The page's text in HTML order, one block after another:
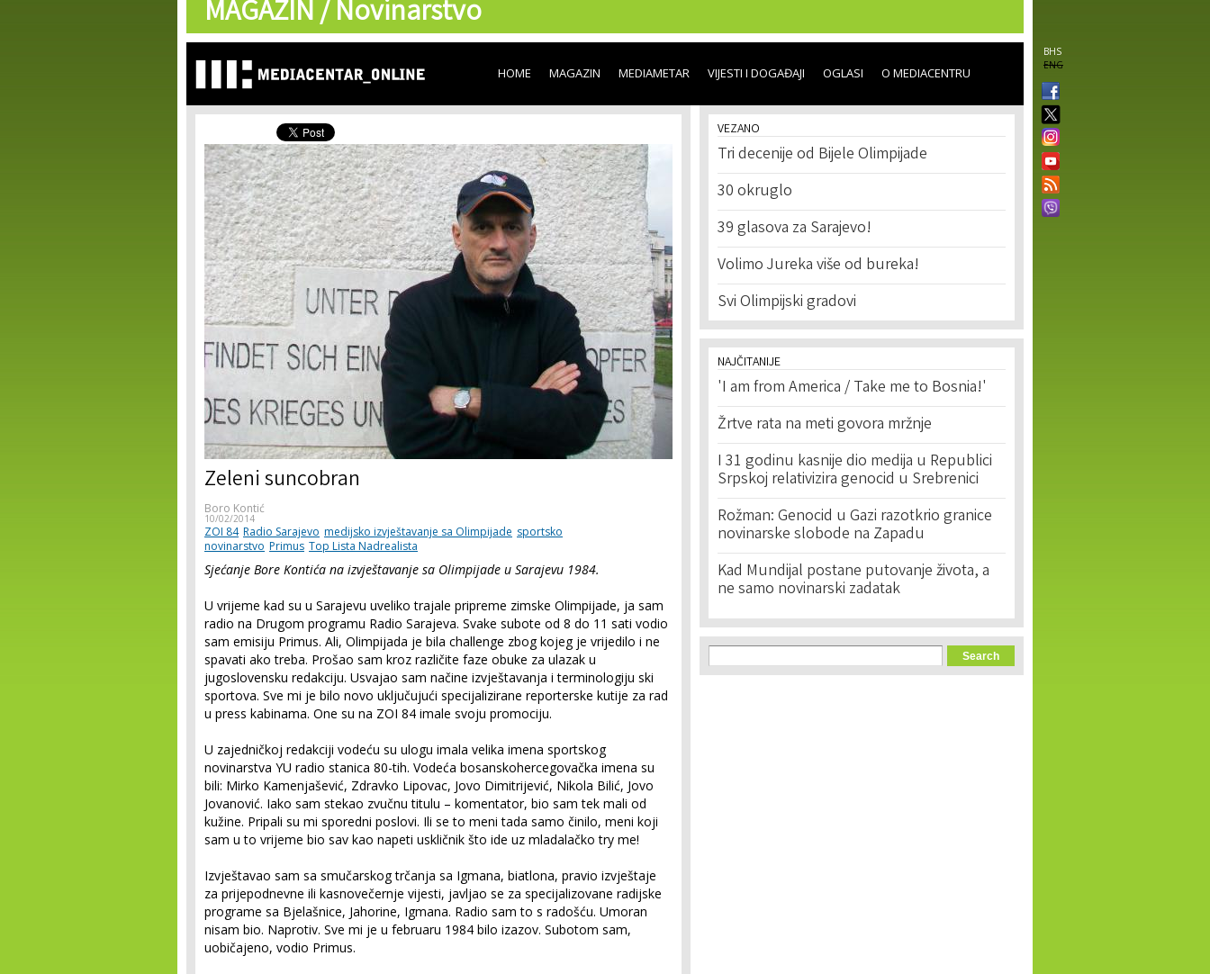
content
MAGAZIN /Novinarstvo
BHS
ENG
HOME MAGAZIN MEDIAMETAR VIJESTI I DOGAĐAJI OGLASI O MEDIACENTRU
Zeleni suncobran
Boro Kontić
10/02/2014
ZOI 84 Radio Sarajevo medijsko izvještavanje sa Olimpijade sportsko
novinarstvo Primus Top Lista Nadrealista
Sjećanje Bore Kontića na izvještavanje sa Olimpijade u Sarajevu 1984.
U vrijeme kad su u Sarajevu uveliko trajale pripreme zimske Olimpijade, ja sam
radio na Drugom programu Radio Sarajeva. Svake subote od 8 do 11 sati vodio
sam emisiju Primus. Ali, Olimpijada je bila challenge zbog kojeg je vrijedilo i ne
spavati ako treba. Prošao sam kroz različite faze obuke za ulazak u
jugoslovensku redakciju. Usvajao sam načine izvještavanja i terminologiju ski
sportova. Sve mi je bilo novo uključujući specijalizirane reporterske kutije za rad
u press kabinama. One su na ZOI 84 imale svoju promociju.
U zajedničkoj redakciji vodeću su ulogu imala velika imena sportskog
novinarstva YU radio stanica 80-tih. Vodeća bosanskohercegovačka imena su
bili: Mirko Kamenjašević, Zdravko Lipovac, Jovo Dimitrijević, Nikola Bilić, Jovo
Jovanović. Iako sam stekao zvučnu titulu – komentator, bio sam tek mali od
kužine. Pripali su mi sporedni poslovi. Ili se to meni tada samo činilo, meni koji
sam u to vrijeme bio sav kao napeti uskličnik što ide uz mladalačko try me!
Izvještavao sam sa smučarskog trčanja sa Igmana, biatlona, pravio izvještaje
za prijepodnevne ili kasnovečernje vijesti, javljao se za specijalizovane radijske
programe sa Bjelašnice, Jahorine, Igmana. Radio sam to s radošću. Umoran
nisam bio. Naprotiv. Sve mi je u februaru 1984 bilo izazov. Subotom sam,
uobičajeno, vodio Primus.
VEZANO
Tri decenije od Bijele Olimpijade
30 okruglo
39 glasova za Sarajevo!
Volimo Jureka više od bureka!
Svi Olimpijski gradovi
NAJČITANIJE
'I am from America / Take me to Bosnia!'
Žrtve rata na meti govora mržnje
I 31 godinu kasnije dio medija u Republici
Srpskoj relativizira genocid u Srebrenici
Rožman: Genocid u Gazi razotkrio granice
novinarske slobode na Zapadu
Kad Mundijal postane putovanje života, a
ne samo novinarski zadatak
Search form
Search